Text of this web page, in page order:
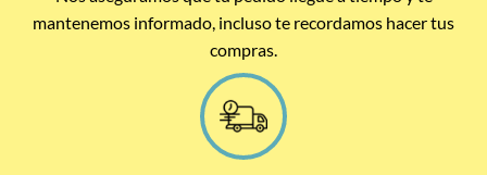
mantenemos informado, incluso te recordamos hacer tus
compras.